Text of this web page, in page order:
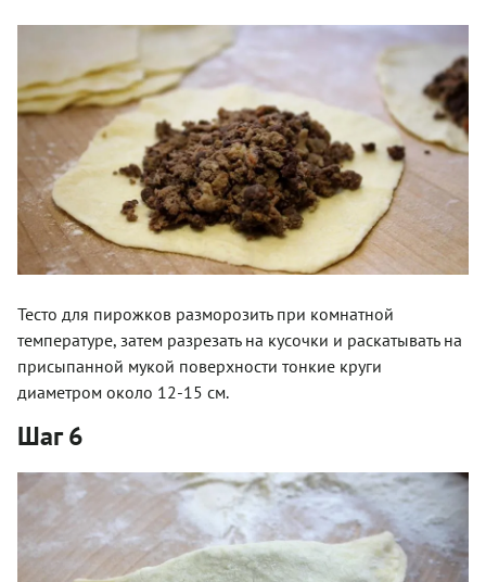
Тесто для пирожков разморозить при комнатной
температуре, затем разрезать на кусочки и раскатывать на
присыпанной мукой поверхности тонкие круги
диаметром около 12-15 см.
Шаг 6